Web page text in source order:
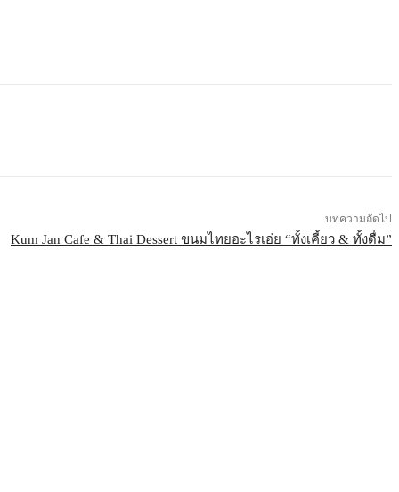
บทความถัดไป
Kum Jan Cafe & Thai Dessert ขนมไทยอะไรเอ่ย “ทั้งเคี้ยว & ทั้งดื่ม”